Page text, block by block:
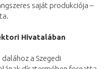
saját produkciója –
Hivatalában
a Szegedi